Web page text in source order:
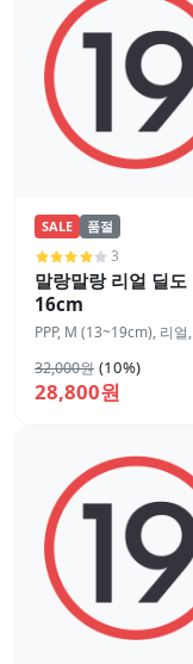
SALE 품절
3
말랑말랑 리얼 딜도
16cm
PPP, M (13~19cm), 리얼,
32,000원 (10%)
28,800원